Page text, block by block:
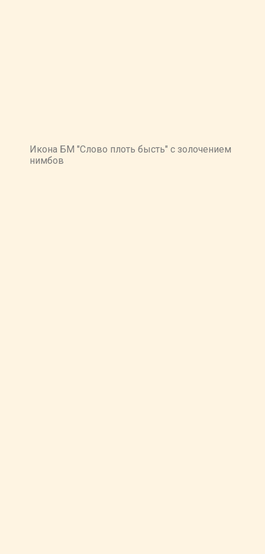
Икона БМ "Слово плоть бысть" с золочением
нимбов